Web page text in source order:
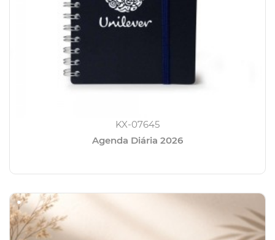
KX-07645
Agenda Diária 2026